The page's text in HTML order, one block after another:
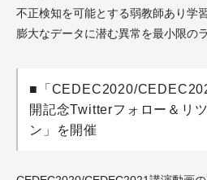
不正検知を可能とする弱教師あり学
膨大なデータに潜む異常を最小限の
■「CEDEC2020/
開記念Twitterフォロー＆リ
ン」を開催